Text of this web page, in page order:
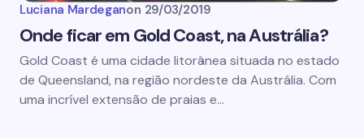
Luciana Mardeganon 29/03/2019
Onde ficar em Gold Coast, na Austrália?
Gold Coast é uma cidade litorânea situada no estado
de Queensland, na região nordeste da Austrália. Com
uma incrível extensão de praias e…